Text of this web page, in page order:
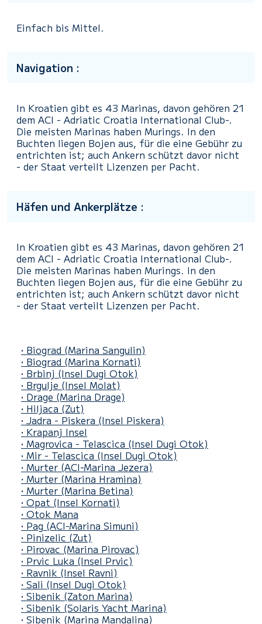
Einfach bis Mittel.
Navigation :
In Kroatien gibt es 43 Marinas, davon gehören 21
dem ACI - Adriatic Croatia International Club-.
Die meisten Marinas haben Murings. In den
Buchten liegen Bojen aus, für die eine Gebühr zu
entrichten ist; auch Ankern schützt davor nicht
- der Staat verteilt Lizenzen per Pacht.
Häfen und Ankerplätze :
In Kroatien gibt es 43 Marinas, davon gehören 21
dem ACI - Adriatic Croatia International Club-.
Die meisten Marinas haben Murings. In den
Buchten liegen Bojen aus, für die eine Gebühr zu
entrichten ist; auch Ankern schützt davor nicht
- der Staat verteilt Lizenzen per Pacht.
• Biograd (Marina Sangulin)
• Biograd (Marina Kornati)
• Brbinj (Insel Dugi Otok)
• Brgulje (Insel Molat)
• Drage (Marina Drage)
• Hiljaca (Zut)
• Jadra - Piskera (Insel Piskera)
• Krapanj Insel
• Magrovica - Telascica (Insel Dugi Otok)
• Mir - Telascica (Insel Dugi Otok)
• Murter (ACI-Marina Jezera)
• Murter (Marina Hramina)
• Murter (Marina Betina)
• Opat (Insel Kornati)
• Otok Mana
• Pag (ACI-Marina Simuni)
• Pinizelic (Zut)
• Pirovac (Marina Pirovac)
• Prvic Luka (Insel Prvic)
• Ravnik (Insel Ravni)
• Sali (Insel Dugi Otok)
• Sibenik (Zaton Marina)
• Sibenik (Solaris Yacht Marina)
• Sibenik (Marina Mandalina)